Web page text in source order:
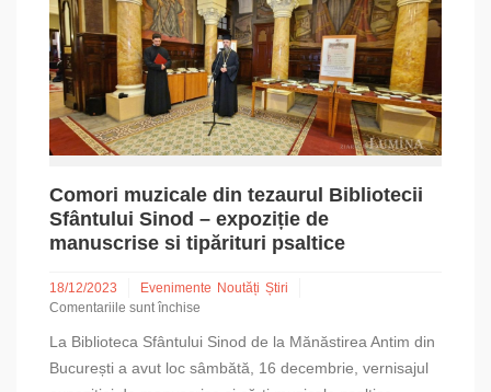
Comori muzicale din tezaurul Bibliotecii
Sfântului Sinod – expoziție de
manuscrise si tipărituri psaltice
18/12/2023 Evenimente Noutăți Știri
Comentariile sunt închise
Comori
muzicale
La Biblioteca Sfântului Sinod de la Mănăstirea Antim din
București a avut loc sâmbătă, 16 decembrie, vernisajul